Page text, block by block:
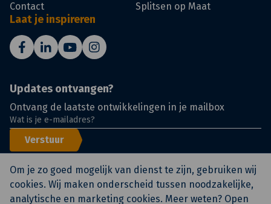
Contact Splitsen op Maat
Laat je inspireren
Updates ontvangen?
Ontvang de laatste ontwikkelingen in je mailbox
Verstuur
Om je zo goed mogelijk van dienst te zijn, gebruiken wij
cookies. Wij maken onderscheid tussen noodzakelijke,
analytische en marketing cookies. Meer weten? Open